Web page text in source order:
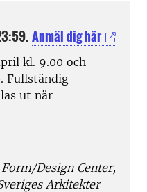
Anmäl dig här
kl. 9.00 och
Fullständig
ut när
Design Center,
Arkitekter